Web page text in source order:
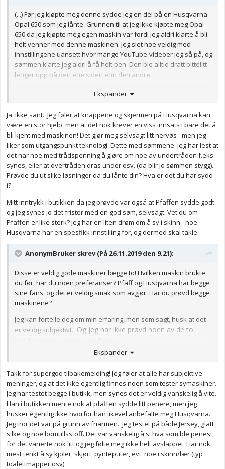
(...) Før jeg kjøpte meg denne sydde jeg en del på en Husqvarna
Opal 650 som jeg lånte. Grunnen til at jeg ikke kjøpte meg Opal
650 da jeg kjøpte meg egen maskin var fordi jeg aldri klarte å bli
helt venner med denne maskinen. Jeg slet noe veldig med
innstillingene uansett hvor mange YouTube-videoer jeg så på, og
sømmen klarte jeg aldri å få helt pen. Den ble alltid dratt bittelitt
lenger opp på den ene siden enn den andre.
Men Pfaffen derimot syr virkelig som en drøm og jeg ville valgt
kjempeflotte og de blir pene uten at jeg trenger å knote masse
frem og tilbake. Overtransportøren er selvfølgelig et pluss, men
den syr pent både med og uten. Alt ved maskinen er veldig
intuitivt og lett, og det er en flott maskin som gir meg masse
syglede! (...)
Ekspander
Ja, ikke sant.. Jeg føler at knappene og skjermen på Husqvarna kan
være en stor hjelp, men at det nok krever en viss innsats i bare det å
bli kjent med maskinen! Det gjør meg selvsagt litt nervøs - men jeg
liker som utgangspunkt teknologi. Dette med sømmene: jeg har lest at
det har noe med trådspenning å gjøre om noe av undertråden f.eks.
synes, eller at overtråden dras under osv. (da blir jo sømmen stygg).
Prøvde du ut slike løsninger da du lånte din? Hva er det du har sydd
i?
Mitt inntrykk i butikken da jeg prøvde var også at Pfaffen sydde godt -
og jeg synes jo det frister med en god søm, selvsagt. Vet du om
Pfaffen er like sterk? Jeg har en liten drøm om å sy i skinn - noe
Husqvarna har en spesfikk innstilling for, og dermed skal takle.
AnonymBruker skrev (På 26.11.2019 den 9.21):
Disse er veldig gode maskiner begge to! Hvilken maskin brukte
du før, har du noen preferanser? Pfaff og Husqvarna har begge
sine fans, og det er veldig smak som avgjør. Har du prøvd begge
maskinene?
Jeg kan fortelle deg om min erfaring, men som sagt, husk at det
er veldig subjektivt. Og jeg har ikke prøvd noen av de to
maskinene du velger i mellom.
Så du skjønner poenga, jeg tror av de to, jeg ville valgt
Husqvarna, men du må gå i butikk og prøve begge selv. Ta med
stoffer som du syr mest. Er det tynn og glatt silke, tjukk jeans,
eller to lag med jersey? Jeg ville uansett anbefalt å ta med
stoffbiter av hver av disse typene, og prøvesy i butikken. Prøv
også å tre maskinen selv og hvilken treing du finner mest lettvint
og «logisk».
Anonymkode: 7c905...51a
Ekspander
Takk for supergod tilbakemelding! Jeg føler at alle har subjektive
meninger, og at det ikke egentlig finnes noen som tester symaskiner.
Jeg har testet begge i butikk, men synes det er veldig vanskelig å vite.
Han i butikken mente nok at pfaffen sydde litt penere, men jeg
husker egentlig ikke hvorfor han likevel anbefalte meg Husqvarna.
Jeg tror det var på grunn av friarmen. Jeg testet på både Jersey, glatt
silke og noe bomullsstoff. Det var vanskelig å si hva som ble penest,
for det varierte nok litt og jeg følte meg ikke helt avslappet. Har nok
mest tenkt å sy kjoler, skjørt, pynteputer, evt. noe i skinn/lær (typ
toalettmapper osv).